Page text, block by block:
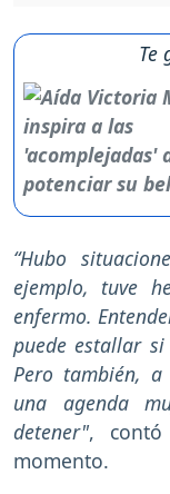
Te
“Hubo
ejemplo, tuve
enfermo.
puede estallar
Pero también,
una agenda
detener",
momento.